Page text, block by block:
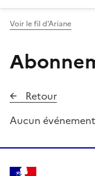
Voir le fil d'Ariane
Retour
Aucun